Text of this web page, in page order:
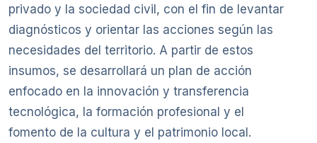
privado y la sociedad civil, con el fin de levantar
diagnósticos y orientar las acciones según las
necesidades del territorio. A partir de estos
insumos, se desarrollará un plan de acción
enfocado en la innovación y transferencia
tecnológica, la formación profesional y el
fomento de la cultura y el patrimonio local.